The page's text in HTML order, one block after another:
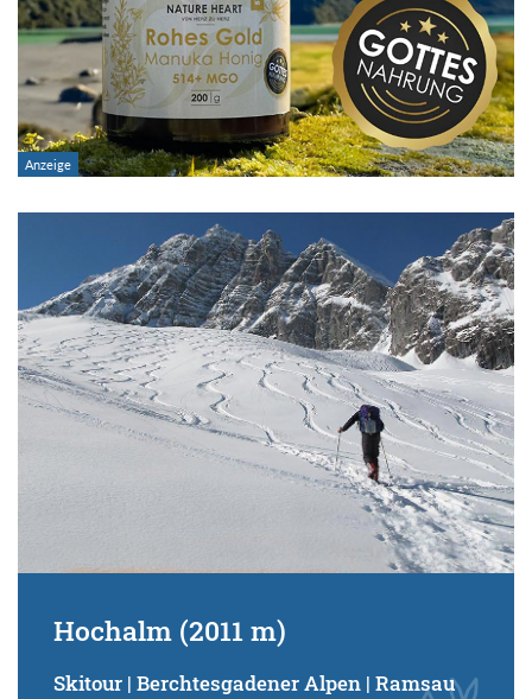
Hochalm (2011 m)
Skitour | Berchtesgadener Alpen | Ramsau